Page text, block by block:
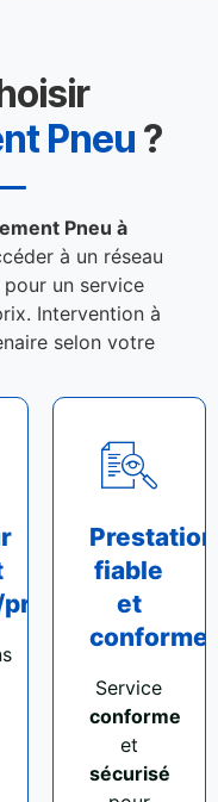
Pneu ?
Pneu à
à un réseau
un service
Intervention à
selon votre
Prestation
fiable
et
conforme
Service
conforme
et
sécurisé